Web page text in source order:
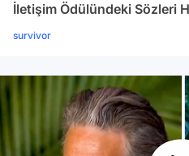
İletişim Ödülündeki Sözleri
survivor